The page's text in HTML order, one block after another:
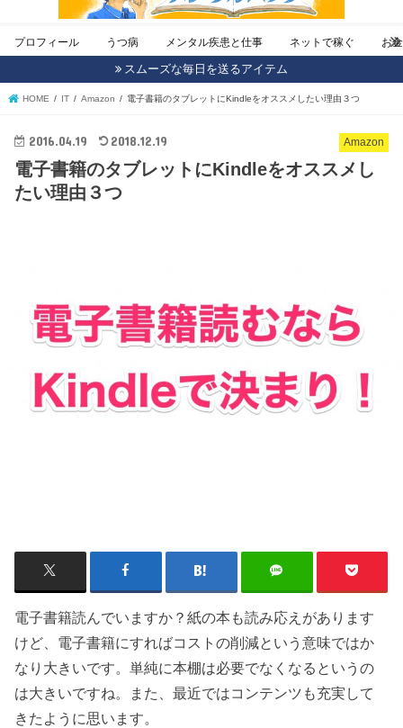
プロフィール うつ病 メンタル疾患と仕事 ネットで稼ぐ お
スムーズな毎日を送るアイテム
HOME IT Amazon 電子書籍のタブレットにKindleをオススメしたい理由３つ
Amazon
2016.04.19 2018.12.19
電子書籍のタブレットにKindleをオススメし
たい理由３つ
電子書籍読んでいますか？紙の本も読み応えがあります
けど、電子書籍にすればコストの削減という意味ではか
なり大きいです。単純に本棚は必要でなくなるというの
は大きいですね。また、最近ではコンテンツも充実して
きたように思います。